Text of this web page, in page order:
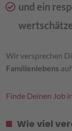
und ein
Wir versprechen
Familienlebens
Finde Deinen Job
Wie viel